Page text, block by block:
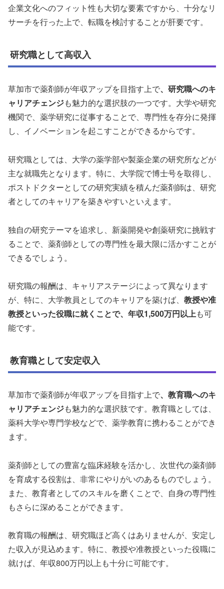
企業文化へのフィット性も大切な要素ですから、十分なリ
サーチを行った上で、転職を検討することが肝要です。
研究職として高収入
草加市で薬剤師が年収アップを目指す上で、研究職へのキ
ャリアチェンジも魅力的な選択肢の一つです。大学や研究
機関で、薬学研究に従事することで、専門性を存分に発揮
し、イノベーションを起こすことができるからです。
研究職としては、大学の薬学部や製薬企業の研究所などが
主な就職先となります。特に、大学院で博士号を取得し、
ポストドクターとしての研究実績を積んだ薬剤師は、研究
者としてのキャリアを築きやすいといえます。
独自の研究テーマを追求し、新薬開発や創薬研究に挑戦す
ることで、薬剤師としての専門性を最大限に活かすことが
できるでしょう。
研究職の報酬は、キャリアステージによって異なります
が、特に、大学教員としてのキャリアを築けば、 教授や准
教授といった役職に就くことで、年収1,500万円以上も可
能です。
教育職として安定収入
草加市で薬剤師が年収アップを目指す上で、教育職へのキ
ャリアチェンジも魅力的な選択肢です。教育職としては、
薬科大学や専門学校などで、薬学教育に携わることができ
ます。
薬剤師としての豊富な臨床経験を活かし、次世代の薬剤師
を育成する役割は、非常にやりがいのあるものでしょう。
また、教育者としてのスキルを磨くことで、自身の専門性
もさらに深めることができます。
教育職の報酬は、研究職ほど高くはありませんが、安定し
た収入が見込めます。特に、教授や准教授といった役職に
就けば、年収800万円以上も十分に可能です。